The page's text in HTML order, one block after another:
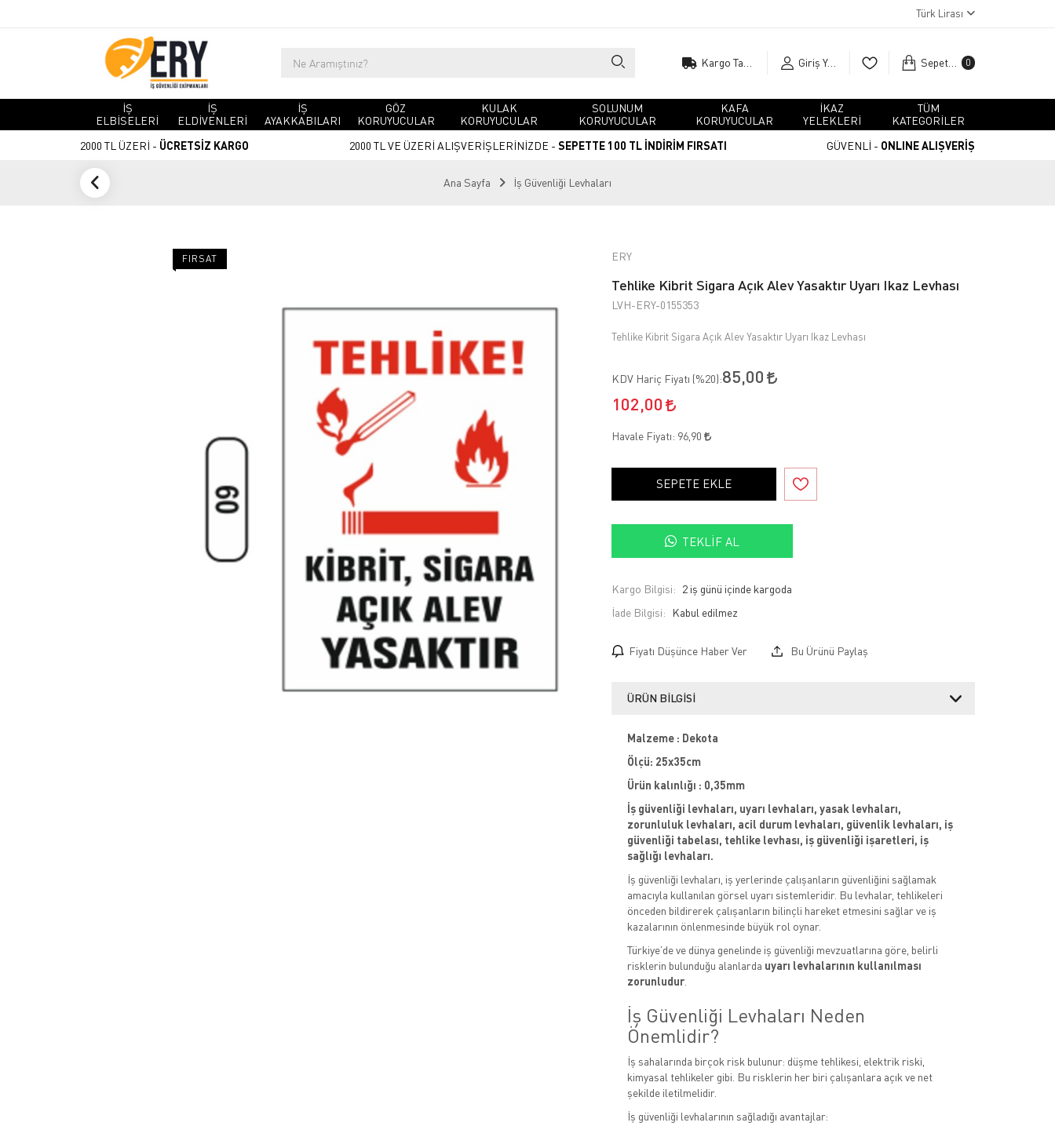
Türk Lirası
Giriş Yap Sepetim 0
İŞ
ELBİSELERİ
İŞ
ELDİVENLERİ
İŞ
AYAKKABILARI
GÖZ
KORUYUCULAR
KULAK
KORUYUCULAR
SOLUNUM
KORUYUCULAR
KAFA
KORUYUCULAR
İKAZ
YELEKLERİ
TÜM
KATEGORİLER
2000 TL ÜZERİ - ÜCRETSİZ KARGO 2000 TL VE ÜZERİ ALIŞVERİŞLERİNİZDE - SEPETTE 100 TL İNDİRİM FIRSATI GÜVENLİ - ONLINE ALIŞVERİŞ
Ana Sayfa İş Güvenliği Levhaları
FIRSAT ERY
Tehlike Kibrit Sigara Açık Alev Yasaktır Uyarı Ikaz Levhası
LVH-ERY-0155353
Tehlike Kibrit Sigara Açık Alev Yasaktır Uyarı Ikaz Levhası
KDV Hariç Fiyatı (%20):85,00
102,00
Havale Fiyatı: 96,90
SEPETE EKLE
TEKLIF AL
Kargo Bilgisi: 2 iş günü içinde kargoda
İade Bilgisi:
Fiyatı Düşünce Haber Ver Bu Ürünü Paylaş
ÜRÜN BILGISI
Malzeme : Dekota
Ölçü: 25x35cm
Ürün kalınlığı : 0,35mm
İş güvenliği levhaları, uyarı levhaları, yasak levhaları,
zorunluluk levhaları, acil durum levhaları, güvenlik levhaları, iş
güvenliği tabelası, tehlike levhası, iş güvenliği işaretleri, iş
sağlığı levhaları.
İş güvenliği levhaları, iş yerlerinde çalışanların güvenliğini sağlamak
amacıyla kullanılan görsel uyarı sistemleridir. Bu levhalar, tehlikeleri
önceden bildirerek çalışanların bilinçli hareket etmesini sağlar ve iş
kazalarının önlenmesinde büyük rol oynar.
Türkiye’de ve dünya genelinde iş güvenliği mevzuatlarına göre, belirli
risklerin bulunduğu alanlarda uyarı levhalarının kullanılması
zorunludur.
İş Güvenliği Levhaları Neden
Önemlidir?
İş sahalarında birçok risk bulunur: düşme tehlikesi, elektrik riski,
kimyasal tehlikeler gibi. Bu risklerin her biri çalışanlara açık ve net
şekilde iletilmelidir.
İş güvenliği levhalarının sağladığı avantajlar: